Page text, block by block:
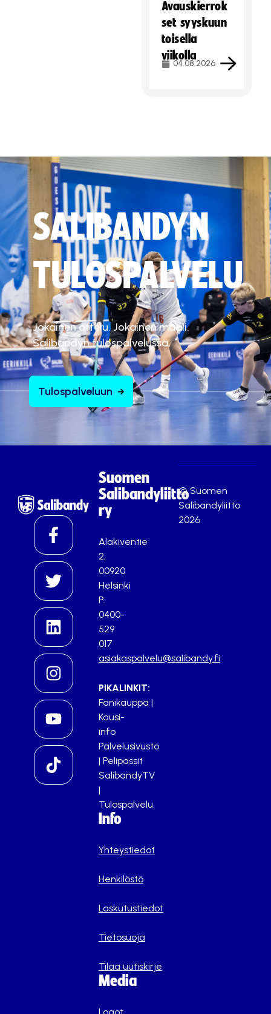
Avauskierrok
set syyskuun
toisella
viikolla
04.08.2026
SALIBANDYN
TULOSPALVELU
Jokainen ottelu. Jokainen maali.
Salibandyn tulospalvelussa.
Tulospalveluun
Suomen
Salibandyliitto
ry
Alakiventie
2,
00920
Helsinki
P.
0400-
529
017
asiakaspalvelu@salibandy.fi
PIKALINKIT:
Fanikauppa |
Kausi-
info
Palvelusivusto
| Pelipassit
SalibandyTV
|
Tulospalvelu
Info
Yhteystiedot
Henkilöstö
Laskutustiedot
Tietosuoja
Tilaa uutiskirje
Media
© Suomen
Salibandyliitto
2026